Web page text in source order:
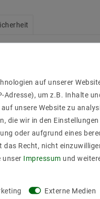
GU10 Fassung ohne
auf unserer
Adresse), um z.B. Inhalte
unsere Website zu
die wir in den Einstellungen
oder aufgrund eines
Recht, nicht
unser Impressum und
Externe Medien